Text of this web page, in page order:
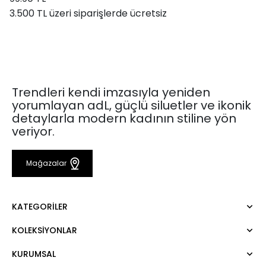
3.500 TL üzeri siparişlerde ücretsiz
Trendleri kendi imzasıyla yeniden
yorumlayan adL, güçlü siluetler ve ikonik
detaylarla modern kadının stiline yön
veriyor.
Mağazalar
KATEGORILER
Elbise
KOLEKSIYONLAR
Mert Aslan
KURUMSAL